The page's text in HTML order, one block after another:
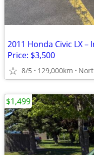
2011 Honda Civic LX
Price: $3,500
8/5 129,000km
$1,499